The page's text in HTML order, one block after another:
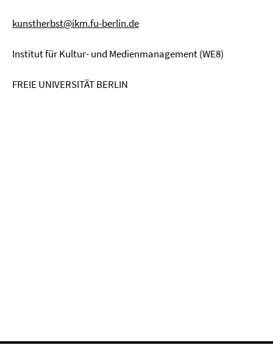
kunstherbst@ikm.fu-berlin.de
Institut für Kultur- und Medienmanagement (WE8)
FREIE UNIVERSITÄT BERLIN